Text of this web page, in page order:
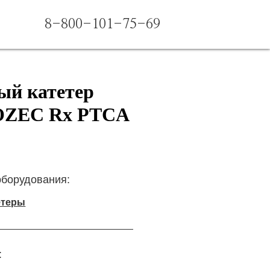
8-800-101-75-69
катетер
Rx PTCA